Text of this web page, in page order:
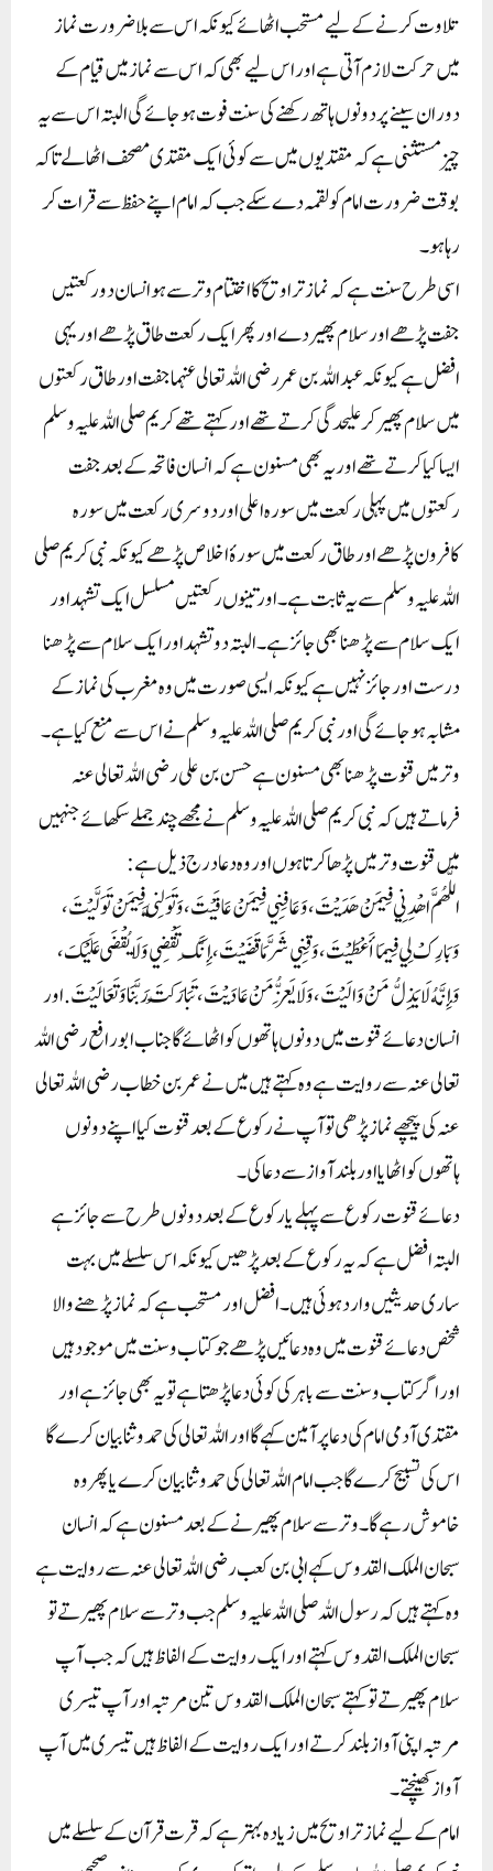
تلاوت کرنے کے لیے مستحب اٹھائے کیونکہ اس سے بلا ضرورت نماز
میں حرکت لازم آتی ہے اور اس لیے بھی کہ اس سے نماز میں قیام کے
دوران سینے پر دونوں ہاتھ رکھنے کی سنت فوت ہوجائے گی البتہ اس سے یہ
چیز مستثنی ہے کہ مقتدیوں میں سے کوئی ایک مقتدی مصحف اٹھالے تاکہ
بوقت ضرورت امام کو لقمہ دے سکے جب کہ امام اپنے حفظ سے قرات کر
رہا ہو۔
اسی طرح سنت ہے کہ نماز تراویح کا اختتام وتر سے ہو انسان دو رکعتیں
جفت پڑھے اور سلام پھیر دے اور پھر ایک رکعت طاق پڑھے اور یہی
افضل ہے کیونکہ عبداللہ بن عمر رضی اللہ تعالی عنہما جفت اور طاق رکعتوں
میں سلام پھیر کر علیحدگی کرتے تھے اور کہتے تھے کریم صلی اللہ علیہ وسلم
ایسا کیا کرتے تھے اور یہ بھی مسنون ہے کہ انسان فاتحہ کے بعد جفت
رکعتوں میں پہلی رکعت میں سورہ اعلی اور دوسری رکعت میں سورہ
کافرون پڑھے اور طاق رکعت میں سورۂ اخلاص پڑھے کیونکہ نبی کریم صلی
اللہ علیہ وسلم سے یہ ثابت ہے۔ اور تینوں رکعتیں مسلسل ایک تشہد اور
ایک سلام سے پڑھنا بھی جائز ہے۔ البتہ دو تشہد اور ایک سلام سے پڑھنا
درست اور جائز نہیں ہے کیونکہ ایسی صورت میں وہ مغرب کی نماز کے
مشابہ ہو جائے گی اور نبی کریم صلی اللہ علیہ وسلم نے اس سے منع کیا ہے۔
وتر میں قنوت پڑھنا بھی مسنون ہے حسن بن علی رضی اللہ تعالی عنہ
فرماتے ہیں کہ نبی کریم صلی اللہ علیہ وسلم نے مجھے چند جملے سکھائے جنہیں
میں قنوت وتر میں پڑھا کرتا ہوں اور وہ دعا درج ذیل ہے:
اللَّهُمَّ اهْدِنِي فِيمَنْ هَدَيْتَ، وَعَافِنِي فِيمَنْ عَافَيْتَ، وَتَوَلَّنِي فِيمَنْ تَوَلَّيْتَ،
وَبَارِكْ لِي فِيمَا أَعْطَيْتَ، وَقِنِي شَرَّ مَا قَضَيْتَ، إِنَّكَ تَقْضِي وَلَا يُقْضَى عَلَيْكَ،
وَإِنَّهُ لَا يَذِلُّ مَنْ وَالَيْتَ، وَلَا يَعِزُّ مَنْ عَادَيْتَ، تَبَارَكْتَ رَبَّنَا وَتَعَالَيْتَ.اور
انسان دعائے قنوت میں دونوں ہاتھوں کو اٹھائے گا جناب ابورافع رضی اللہ
تعالی عنہ سے روایت ہے وہ کہتے ہیں میں نے عمر بن خطاب رضی اللہ تعالی
عنہ کی پیچھے نماز پڑھی تو آپ نے رکوع کے بعد قنوت کیا اپنے دونوں
ہاتھوں کو اٹھایا اور بلند آواز سے دعا کی۔
دعائے قنوت رکوع سے پہلے یا رکوع کے بعد دونوں طرح سے جائز ہے
البتہ افضل ہے کہ یہ رکوع کے بعد پڑھیں کیونکہ اس سلسلے میں بہت
ساری حدیثیں وارد ہوئی ہیں۔افضل اور مستحب ہے کہ نماز پڑھنے والا
شخص دعائے قنوت میں وہ دعائیں پڑھے جو کتاب و سنت میں موجود ہیں
اور اگر کتاب و سنت سے باہر کی کوئی دعا پڑھتا ہے تو یہ بھی جائز ہے اور
مقتدی آدمی امام کی دعا پر آمین کہے گا اور اللہ تعالی کی حمد و ثنا بیان کرے گا
اس کی تسبیح کرے گا جب امام اللہ تعالی کی حمد و ثنا بیان کرے یا پھر وہ
خاموش رہے گا۔وتر سے سلام پھیرنے کے بعد مسنون ہے کہ انسان
سبحان الملک القدوس کہے ابی بن کعب رضی اللہ تعالی عنہ سے روایت ہے
وہ کہتے ہیں کہ رسول اللہ صلی اللہ علیہ وسلم جب وتر سے سلام پھیرتے تو
سبحان الملک القدوس کہتے اور ایک روایت کے الفاظ ہیں کہ جب آپ
سلام پھیرتے تو کہتے سبحان الملک القدوس تین مرتبہ اور آپ تیسری
مرتبہ اپنی آواز بلند کرتے اور ایک روایت کے الفاظ ہیں تیسری میں آپ
آواز کھینچتے۔
امام کے لیے نماز تراویح میں زیادہ بہتر ہے کہ قرت قرآن کے سلسلے میں